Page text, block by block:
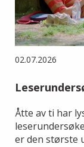
02.07.2026
Åtte av ti har
er den største